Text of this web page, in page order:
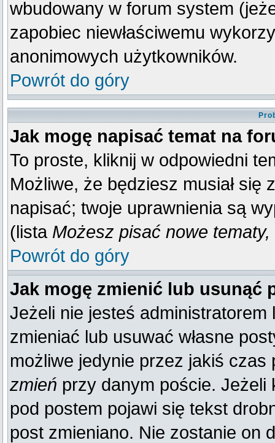
wbudowany w forum system
zapobiec niewłaściwemu
anonimowych użytkowników.
Powrót do góry
Jak mogę napisać temat na
To proste, kliknij w odpowiedni
Możliwe, że będziesz musiał się
napisać; twoje uprawnienia są
(lista Możesz pisać nowe
Powrót do góry
Jak mogę zmienić lub usunąć
Jeżeli nie jesteś
zmieniać lub usuwać własne
możliwe jedynie przez jakiś
zmień przy danym poście. Jeżeli
pod postem pojawi się tekst
post zmieniano. Nie zostanie on